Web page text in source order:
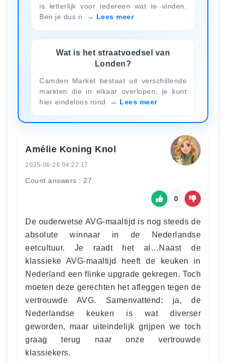
is letterlijk voor iedereen wat te vinden.
Ben je dus n
Lees meer
Wat is het straatvoedsel van
Londen?
Camden Market bestaat uit verschillende
markten die in elkaar overlopen, je kunt
hier eindeloos rond
Lees meer
Amélie Koning Knol
2025-06-26 04:22:17
Count answers : 27
0
De ouderwetse AVG-maaltijd is nog steeds de
absolute winnaar in de Nederlandse
eetcultuur. Je raadt het al…Naast de
klassieke AVG-maaltijd heeft de keuken in
Nederland een flinke upgrade gekregen. Toch
moeten deze gerechten het afleggen tegen de
vertrouwde AVG. Samenvattend: ja, de
Nederlandse keuken is wat diverser
geworden, maar uiteindelijk grijpen we toch
graag terug naar onze vertrouwde
klassiekers.